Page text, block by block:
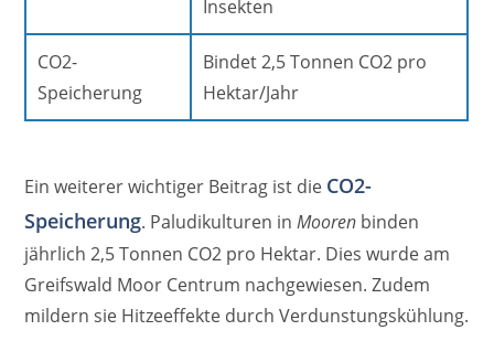
Insekten
CO2-
Speicherung
Bindet 2,5 Tonnen CO2 pro
Hektar/Jahr
Ein weiterer wichtiger Beitrag ist die CO2-
Speicherung. Paludikulturen inMooren binden
jährlich 2,5 Tonnen CO2 pro Hektar. Dies wurde am
Greifswald Moor Centrum nachgewiesen. Zudem
mildern sie Hitzeeffekte durch Verdunstungskühlung.